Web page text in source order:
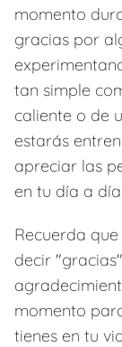
momento
gracias por
tan simple
caliente o de
estarás
apreciar las
en tu día a día.
Recuerda que
decir
momento
tienes en tu